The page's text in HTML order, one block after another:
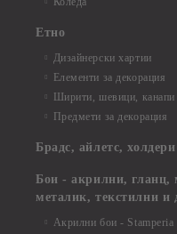
Етно
Дизайнерски хартии
Елементи за декорация
Ширити, шевици, канапи
Предмети за декорация
Брадс, айлетс, холдери
Бои - акрилни, гланц,
металик, текстилни и
Акрилни бои - Stamperia